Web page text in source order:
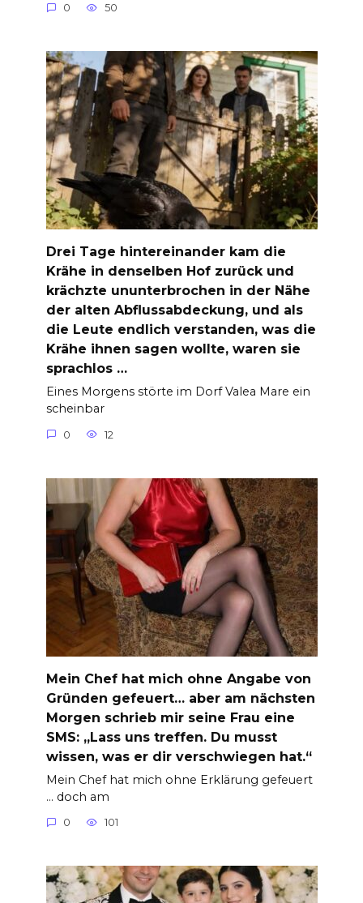
0 50
Drei Tage hintereinander kam die
Krähe in denselben Hof zurück und
krächzte ununterbrochen in der Nähe
der alten Abflussabdeckung, und als
die Leute endlich verstanden, was die
Krähe ihnen sagen wollte, waren sie
sprachlos …
Eines Morgens störte im Dorf Valea Mare ein
scheinbar
0 12
Mein Chef hat mich ohne Angabe von
Gründen gefeuert… aber am nächsten
Morgen schrieb mir seine Frau eine
SMS: „Lass uns treffen. Du musst
wissen, was er dir verschwiegen hat.“
Mein Chef hat mich ohne Erklärung gefeuert
… doch am
0 101